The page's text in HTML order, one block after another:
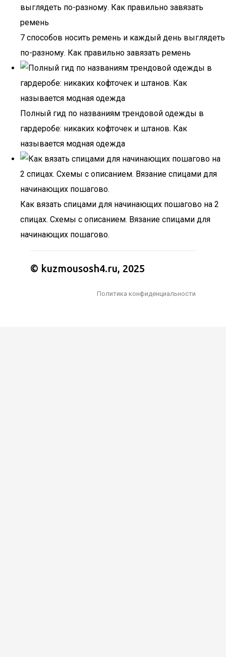
7 способов носить ремень и каждый день выглядеть
по-разному. Как правильно завязать ремень
Полный гид по названиям трендовой одежды в
гардеробе: никаких кофточек и штанов. Как
называется модная одежда
Как вязать спицами для начинающих пошагово на 2
спицах. Схемы с описанием. Вязание спицами для
начинающих пошагово.
© kuzmousosh4.ru, 2025
Политика конфиденциальности